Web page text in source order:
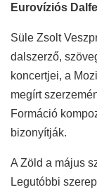
Eurovíziós
Süle Zsolt
dalszerző,
koncertjei, a
megírt
Formáció
bizonyítják.
A Zöld a május
Legutóbbi